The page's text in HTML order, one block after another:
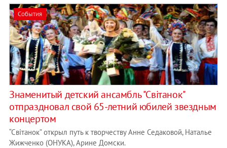
События
Знаменитый детский ансамбль "Свiтанок"
отпраздновал свой 65-летний юбилей звездным
концертом
“Свiтанок” открыл путь к творчеству Анне Седаковой, Наталье
Жижченко (ОНУКА), Арине Домски.